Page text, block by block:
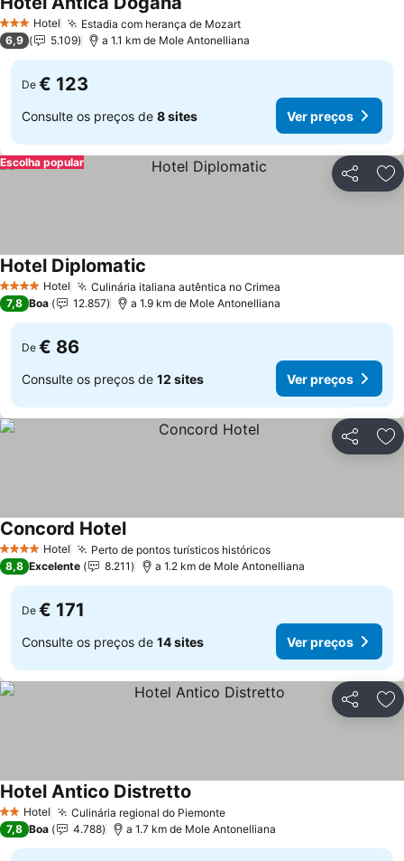
3 EstrelasHotel Estadia com herança de Mozart
6,9 5.109 a 1.1 km de Mole Antonelliana
De € 123
Consulte os preços de 8 sites Ver preços
Partilhar
Escolha popular
4 EstrelasHotel Culinária italiana autêntica no Crimea
Hotel Diplomatic
7,8 Boa 12.857 a 1.9 km de Mole Antonelliana
De € 86
Consulte os preços de 12 sites Ver preços
Partilhar
4 EstrelasHotel Perto de pontos turísticos históricos
Concord Hotel
8,8 Excelente 8.211 a 1.2 km de Mole Antonelliana
De € 171
Consulte os preços de 14 sites Ver preços
Partilhar
2 Estrelas
Hotel Culinária regional do Piemonte
Hotel Antico Distretto
7,8 Boa 4.788 a 1.7 km de Mole Antonelliana